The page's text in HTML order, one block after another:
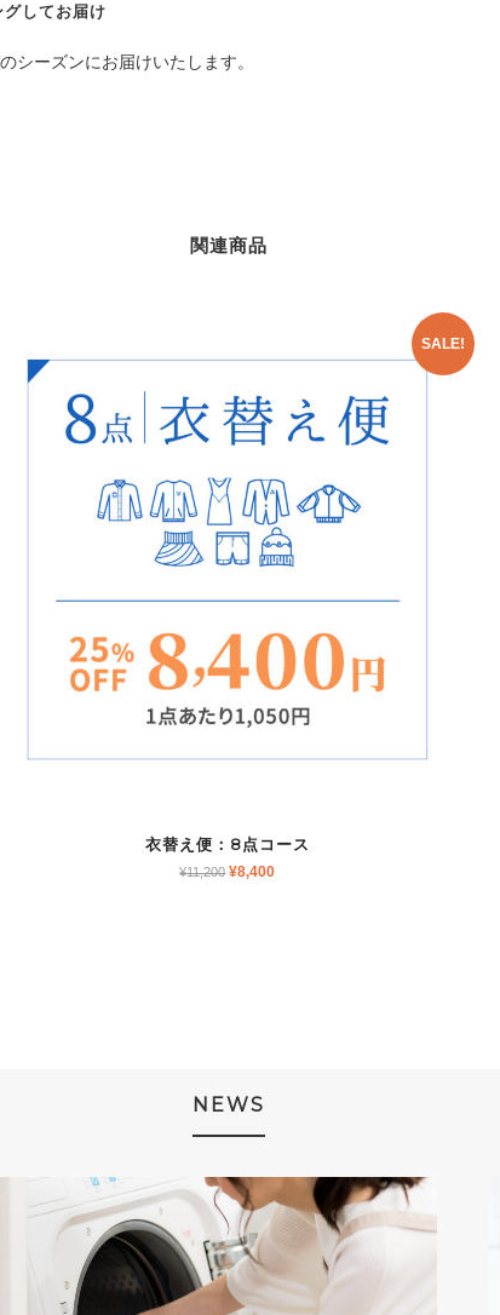
してお届け
シーズンにお届けいたします。
関連商品
SALE!
衣替え便：8点コース
¥11,200 ¥8,400
NEWS